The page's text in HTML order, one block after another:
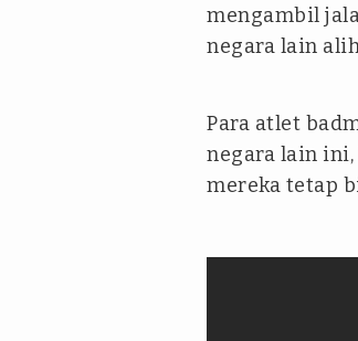
mengambil
negara lain
Para atlet
negara lain
mereka tetap